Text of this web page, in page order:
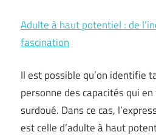
Adulte à haut potentiel : de
fascination
Il est possible qu’on identifie
personne des capacités qui
surdoué. Dans ce cas,
est celle d’adulte à haut